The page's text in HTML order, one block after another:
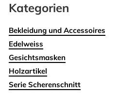
Kategorien
Bekleidung und Accessoires
Edelweiss
Gesichtsmasken
Holzartikel
Serie Scherenschnitt